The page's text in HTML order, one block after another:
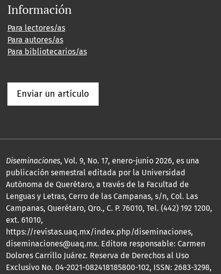
Información
Para lectores/as
Para autores/as
Para bibliotecarios/as
Enviar un artículo
Diseminaciones, Vol. 9, No. 17, enero-junio 2026, es una
publicación semestral editada por la Universidad
Autónoma de Querétaro, a través de la Facultad de
Lenguas y Letras, Cerro de las Campanas, s/n, Col. Las
Campanas, Querétaro, Qro., C. P. 76010, Tel. (442) 192 1200,
ext. 61010,
https://revistas.uaq.mx/index.php/diseminaciones,
diseminaciones@uaq.mx. Editora responsable: Carmen
Dolores Carrillo Juárez. Reserva de Derechos al Uso
Exclusivo No. 04-2021-082418185800-102, ISSN: 2683-3298,